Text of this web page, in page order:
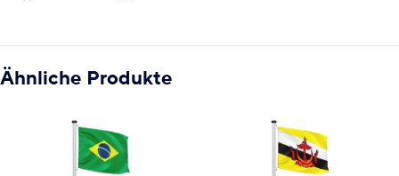
Ähnliche Produkte